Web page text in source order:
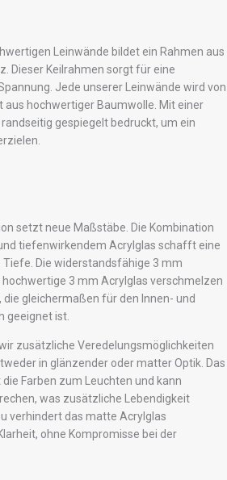
Leinwände bildet ein Rahmen aus
Dieser Keilrahmen sorgt für eine
Jede unserer Leinwände wird von
aus hochwertiger Baumwolle. Mit einer
gespiegelt bedruckt, um ein
setzt neue Maßstäbe. Die Kombination
tiefenwirkendem Acrylglas schafft eine
Die widerstandsfähige 3 mm
3 mm Acrylglas verschmelzen
gleichermaßen für den Innen- und
geeignet ist.
zusätzliche Veredelungsmöglichkeiten
in glänzender oder matter Optik. Das
Farben zum Leuchten und kann
was zusätzliche Lebendigkeit
verhindert das matte Acrylglas
ohne Kompromisse bei der